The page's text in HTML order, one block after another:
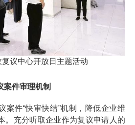
议中心开放日主题活动
件审理机制
件“快审快结”机制，降低企业维
。充分听取企业作为复议申请人的